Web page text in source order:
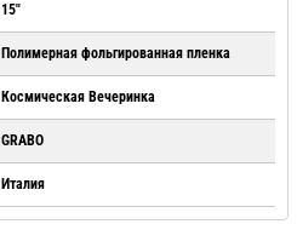
15"
Полимерная фольгированная пленка
Космическая Вечеринка
GRABO
Италия